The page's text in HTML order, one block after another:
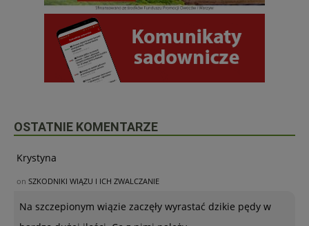
OSTATNIE KOMENTARZE
Krystyna
on SZKODNIKI WIĄZU I ICH ZWALCZANIE
Na szczepionym wiązie zaczęły wyrastać dzikie pędy w